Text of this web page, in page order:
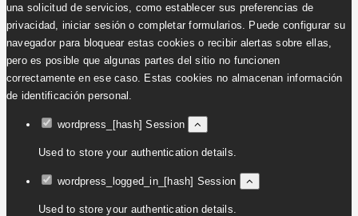
una solicitud de servicios, como establecer sus preferencias de
privacidad, iniciar sesión o completar formularios. Puede configurar su
navegador para bloquear estas cookies o recibir alertas sobre ellas,
pero es posible que algunas partes del sitio no funcionen
correctamente en ese caso. Estas cookies no almacenan información
de identificación personal.
wordpress_[hash]Session
Used to store your authentication details.
wordpress_logged_in_[hash] Session
Used to store your authentication details.